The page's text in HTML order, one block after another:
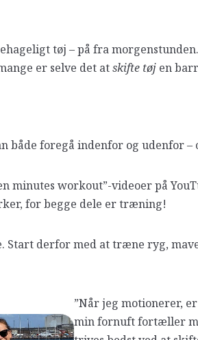
tøj – på fra
er selve det atskifte tøj en
både foregå indenfor og udenfor
minutes workout”-videoer på
for begge dele er træning!
Start derfor med at træne ryg,
”Når jeg motionerer,
min fornuft fortæller